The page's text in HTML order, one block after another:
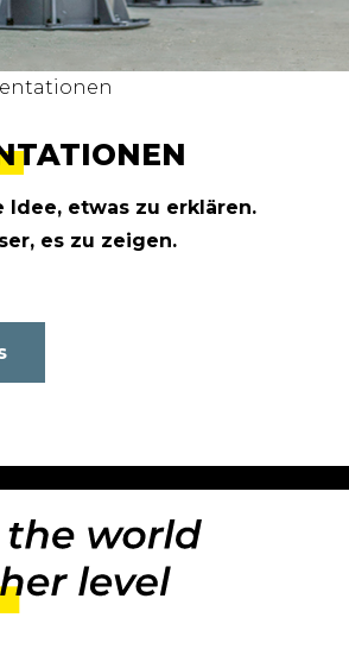
Idee, etwas zu erklären.
es zu zeigen.